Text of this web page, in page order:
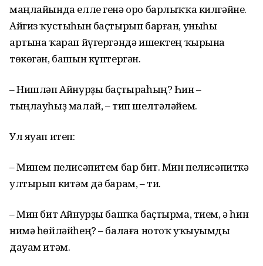
маңлайында елле генә оро барлыҡҡа килгәйне.
Айгиз ҡустыһын баҫтырып барған, уныһы
артына ҡарап йүгергәндә ишектең ҡырына
төкөгән, башын күптергән.
– Нишләп Айнурҙы баҫтыраһың? Һин –
тыңлауһыҙ малай, – тип шелтәләйем.
Ул яуап итеп:
– Минем пелисәпитем бар бит. Мин пелисәпиткә
ултырып китәм дә барам, – ти.
– Мин бит Айнурҙы башҡа баҫтырма, тием, ә һин
нимә һөйләйһең? – балаға нотоҡ уҡыуымды
дауам итәм.